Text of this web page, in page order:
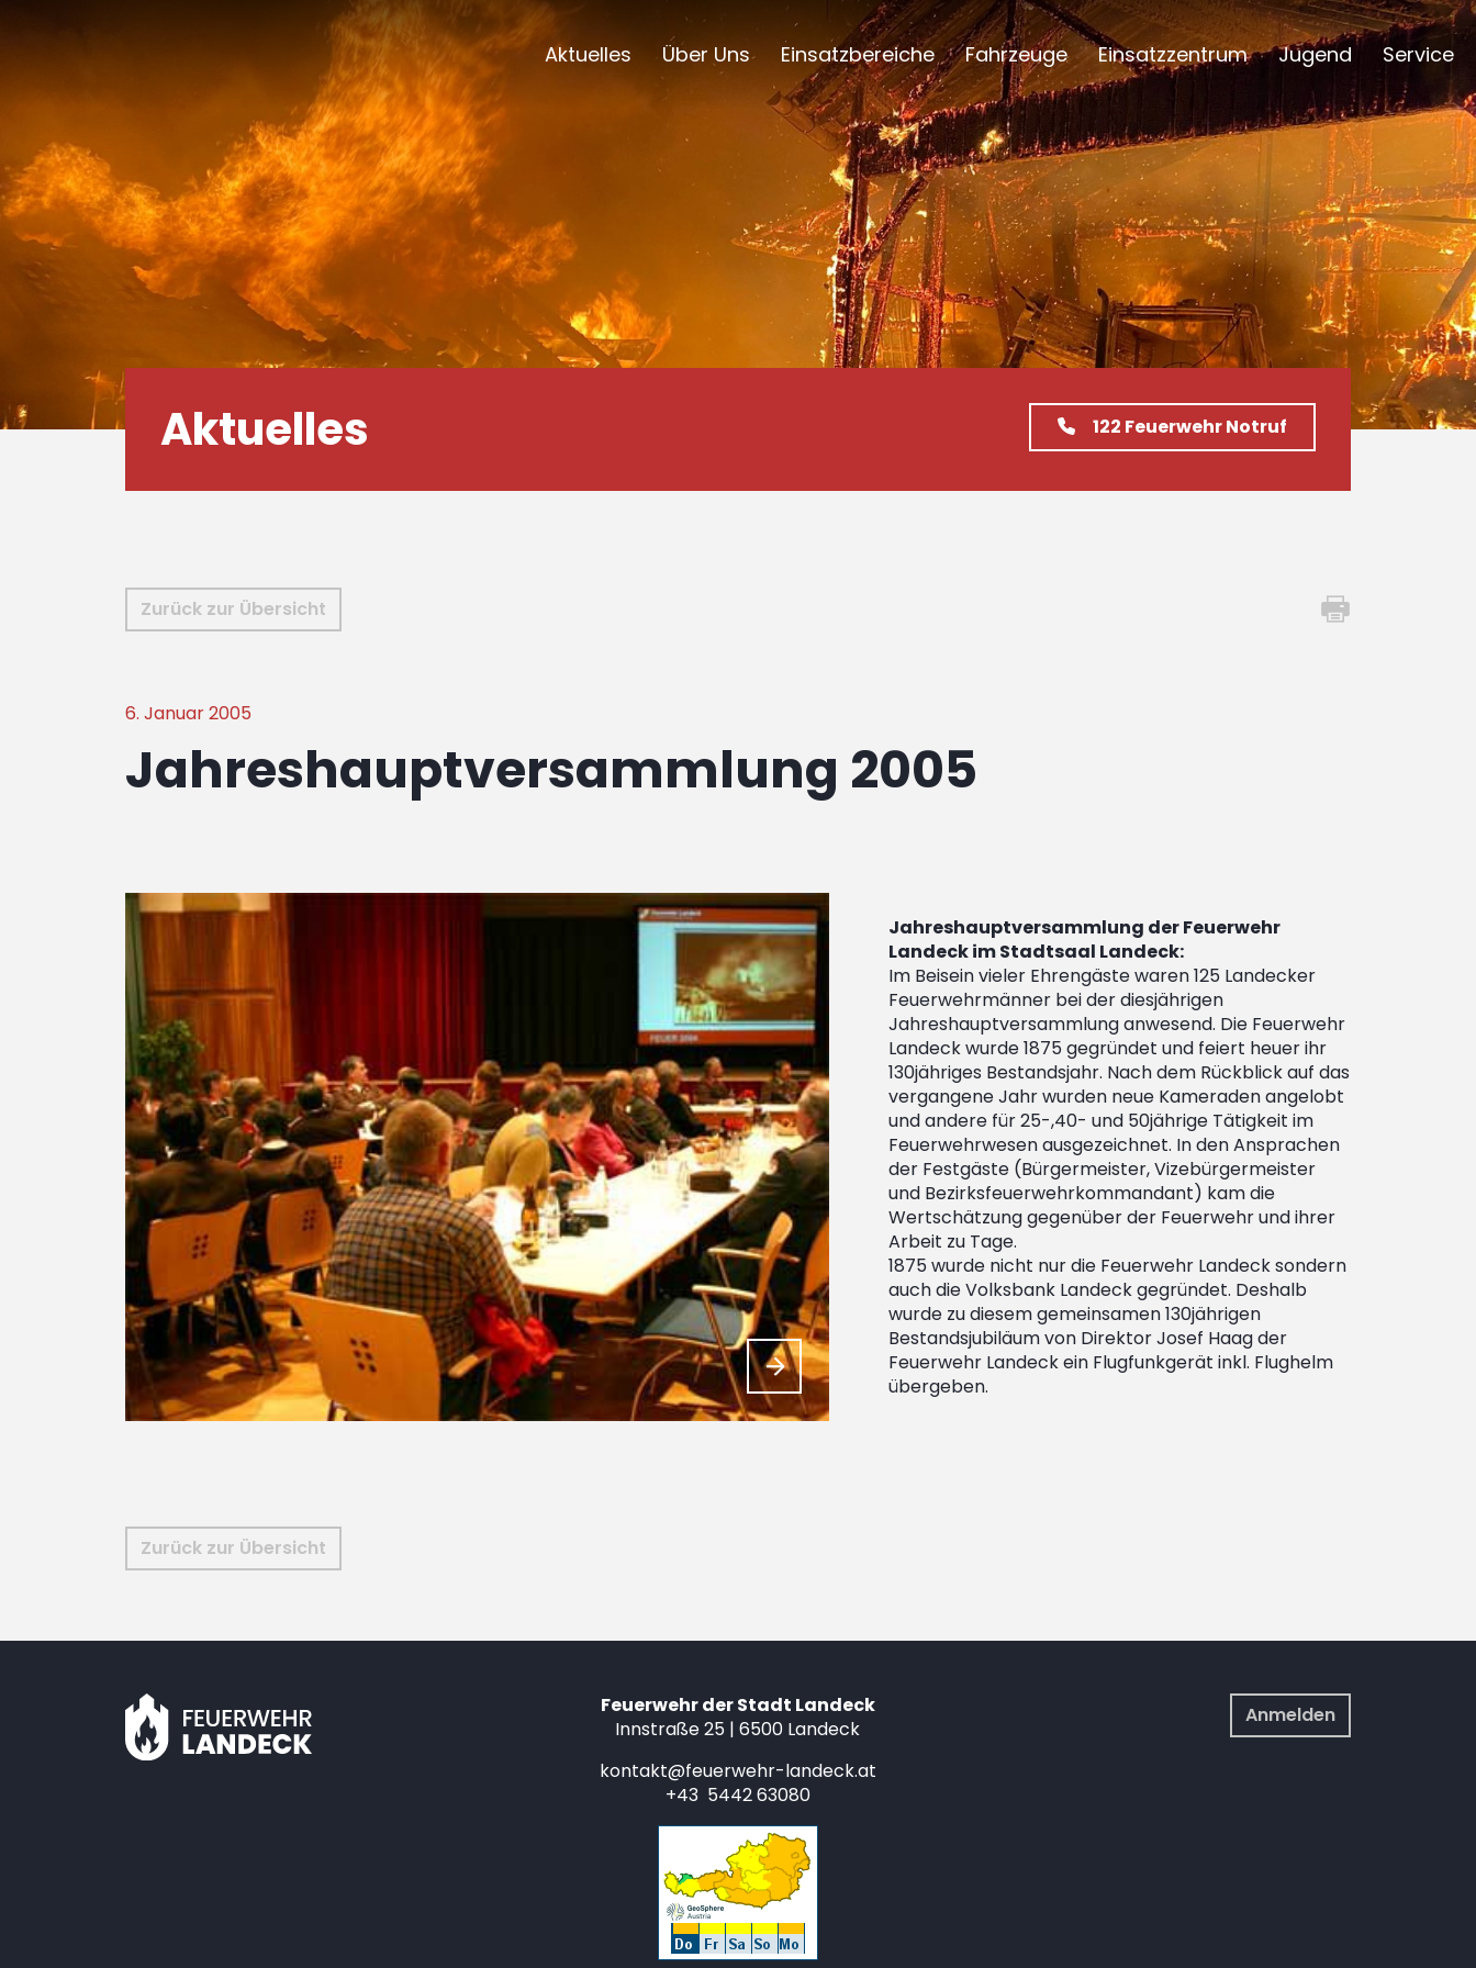
Aktuelles Über Uns Einsatzbereiche Fahrzeuge Einsatzzentrum Jugend Service
Aktuelles 122 Feuerwehr Notruf
Zurück zur Übersicht
6. Januar 2005
Jahreshauptversammlung 2005
Jahreshauptversammlung der Feuerwehr
Landeck im Stadtsaal Landeck:
Im Beisein vieler Ehrengäste waren 125 Landecker
Feuerwehrmänner bei der diesjährigen
Jahreshauptversammlung anwesend. Die Feuerwehr
Landeck wurde 1875 gegründet und feiert heuer ihr
130jähriges Bestandsjahr. Nach dem Rückblick auf das
vergangene Jahr wurden neue Kameraden angelobt
und andere für 25-,40- und 50jährige Tätigkeit im
Feuerwehrwesen ausgezeichnet. In den Ansprachen
der Festgäste (Bürgermeister, Vizebürgermeister
und Bezirksfeuerwehrkommandant) kam die
Wertschätzung gegenüber der Feuerwehr und ihrer
Arbeit zu Tage.
1875 wurde nicht nur die Feuerwehr Landeck sondern
auch die Volksbank Landeck gegründet. Deshalb
wurde zu diesem gemeinsamen 130jährigen
Bestandsjubiläum von Direktor Josef Haag der
Feuerwehr Landeck ein Flugfunkgerät inkl. Flughelm
übergeben.
Zurück zur Übersicht
Feuerwehr der Stadt Landeck
Innstraße 25 | 6500 Landeck
kontakt@feuerwehr-landeck.at
+43 5442 63080
Anmelden